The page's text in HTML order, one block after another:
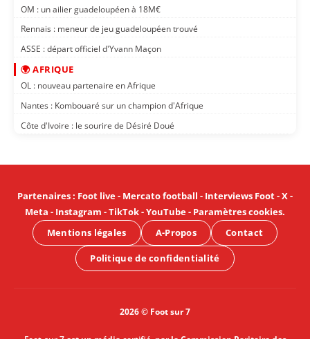
OM : un ailier guadeloupéen à 18M€
Rennais : meneur de jeu guadeloupéen trouvé
ASSE : départ officiel d'Yvann Maçon
🌍 AFRIQUE
OL : nouveau partenaire en Afrique
Nantes : Kombouaré sur un champion d'Afrique
Côte d'Ivoire : le sourire de Désiré Doué
Partenaires: Foot live- Mercato football - Interviews Foot-X-
Meta - Instagram -TikTok-YouTube- Paramètres cookies.
Mentions légales
A-Propos Contact
Politique de confidentialité
2026 © Foot sur 7